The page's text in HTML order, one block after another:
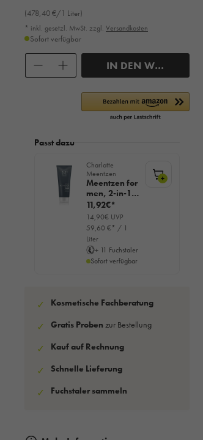
(478,40 €/1 Liter)
* inkl. gesetzl. MwSt. zzgl. Versandkosten
Sofort verfügbar
IN DEN WARENKORB
Passt dazu
Charlotte
Meentzen
Meentzen for
men, 2-in-1
Body & Hair
Wash
Duschgel,
200ml
11,92€*
14,90€ UVP
59,60 €* / 1
Liter
+ 11 Fuchstaler
Sofort verfügbar
+
✓ Kosmetische Fachberatung
✓ Gratis Proben zur Bestellung
✓ Kauf auf Rechnung
✓ Schnelle Lieferung
✓ Fuchstaler sammeln